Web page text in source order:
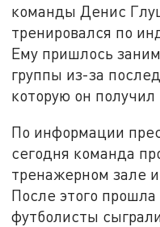
команды Денис
тренировался по
Ему пришлось
группы из-за
которую он
По информации
сегодня команда
тренажерном зале
После этого
футболисты